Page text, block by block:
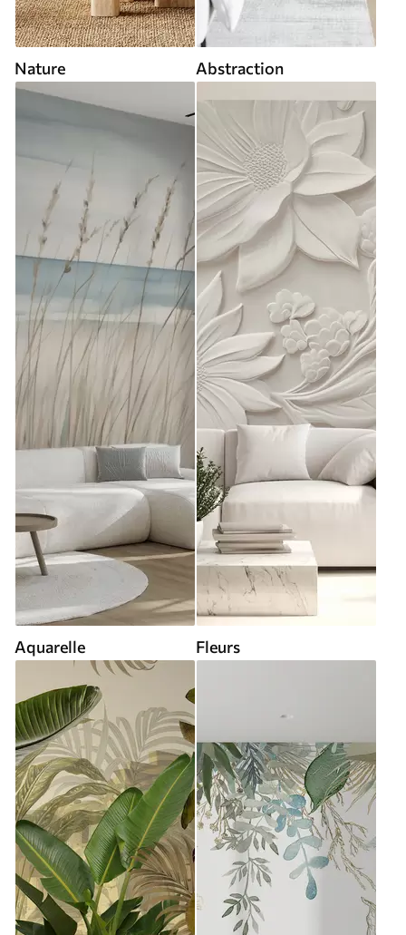
Nature Abstraction
Aquarelle Fleurs